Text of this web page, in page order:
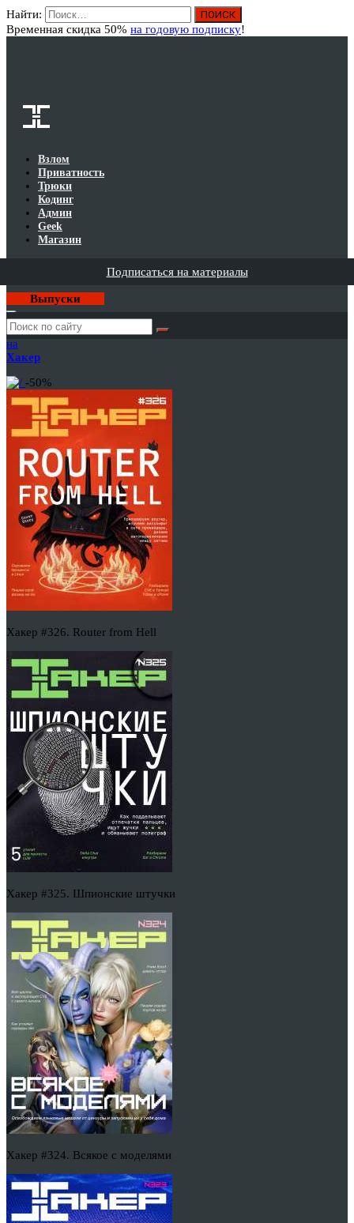
Найти:
Временная скидка 50% на годовую подписку!
Взлом
Приватность
Трюки
Кодинг
Админ
Geek
Магазин
Подписаться на материалы
Выпуски
Годовая
подписка
на
Хакер
-50%
Хакер #326. Router from Hell
Хакер #325. Шпионские штучки
Хакер #324. Всякое с моделями